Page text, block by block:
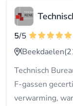
5/5
Beekdaelen
Technisch
F-gassen
verwarming,